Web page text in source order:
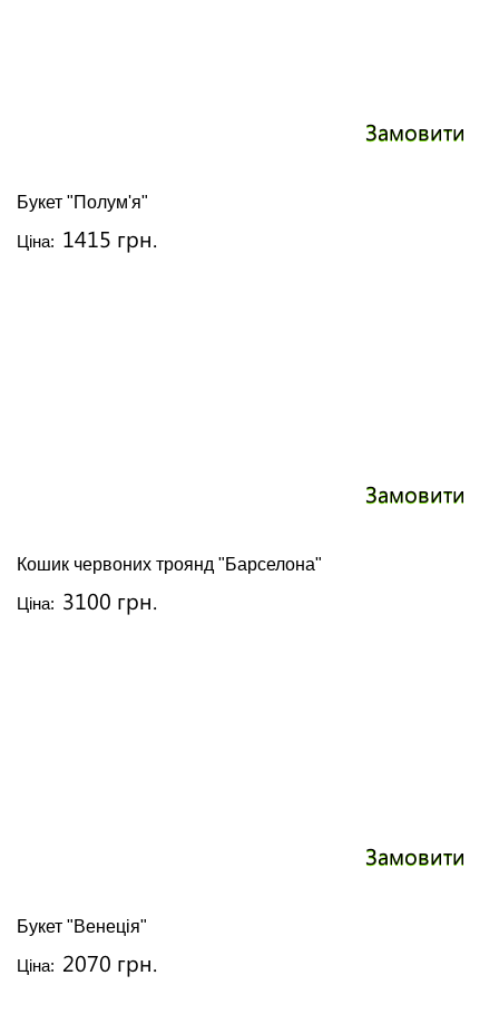
Замовити
Букет "Полум'я"
Ціна: 1415 грн.
Замовити
Кошик червоних троянд "Барселона"
Ціна: 3100 грн.
Замовити
Букет "Венеція"
Ціна: 2070 грн.